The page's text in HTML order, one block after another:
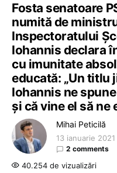
Fosta senatoare
numită de
Inspectoratului
Iohannis declara
cu imunitate
educată: „Un titlu
Iohannis ne
și că vine el să ne
Mihai Peticilă
13 ianuarie 2021
2 comments
40.254 de vizualizări